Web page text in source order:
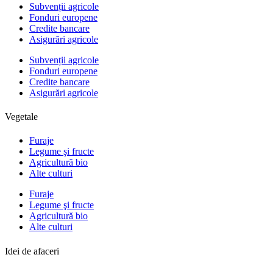
Subvenții agricole
Fonduri europene
Credite bancare
Asigurări agricole
Subvenții agricole
Fonduri europene
Credite bancare
Asigurări agricole
Vegetale
Furaje
Legume şi fructe
Agricultură bio
Alte culturi
Furaje
Legume şi fructe
Agricultură bio
Alte culturi
Idei de afaceri